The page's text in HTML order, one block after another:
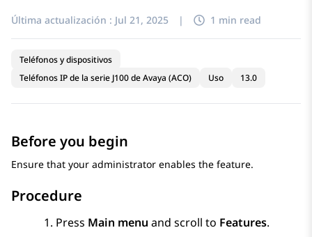
Última actualización : Jul 21, 2025 | 1 min read
Teléfonos y dispositivos
Teléfonos IP de la serie J100 de Avaya (ACO)
Uso 13.0
Before you begin
Ensure that your administrator enables the feature.
Procedure
Press Main menu and scroll to Features.